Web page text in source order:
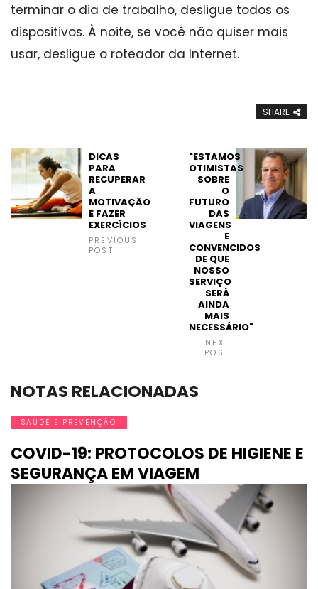
terminar o dia de trabalho, desligue todos os
dispositivos. À noite, se você não quiser mais
usar, desligue o roteador da Internet.
SHARE
DICAS
PARA
RECUPERAR
A
MOTIVAÇÃO
E FAZER
EXERCÍCIOS
PREVIOUS
POST
"ESTAMOS
OTIMISTAS
SOBRE
O
FUTURO
DAS
VIAGENS
E
CONVENCIDOS
DE QUE
NOSSO
SERVIÇO
SERÁ
AINDA
MAIS
NECESSÁRIO"
NEXT
POST
NOTAS RELACIONADAS
SAÚDE E PREVENÇÃO
COVID-19: PROTOCOLOS DE HIGIENE E
SEGURANÇA EM VIAGEM